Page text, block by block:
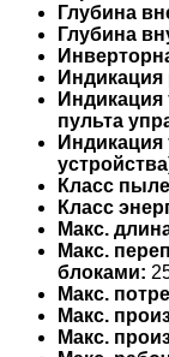
Глубина
Глубина
Индикация
пульта
Индикация
Класс
Класс
Макс.
Макс.
блоками:
Макс.
Макс.
Макс.